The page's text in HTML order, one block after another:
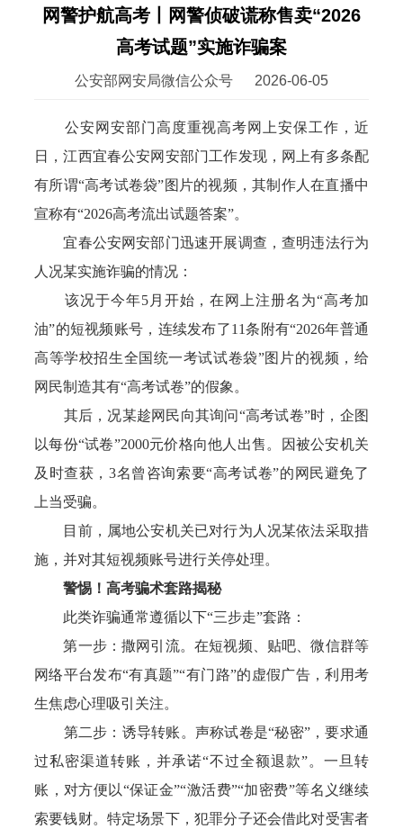
网警护航高考丨网警侦破谎称售卖“2026
高考试题”实施诈骗案
公安部网安局微信公众号 2026-06-05
公安网安部门高度重视高考网上安保工作，近
日，江西宜春公安网安部门工作发现，网上有多条配
有所谓“高考试卷袋”图片的视频，其制作人在直播中
宣称有“2026高考流出试题答案”。
宜春公安网安部门迅速开展调查，查明违法行为
人况某实施诈骗的情况：
该况于今年5月开始，在网上注册名为“高考加
油”的短视频账号，连续发布了11条附有“2026年普通
高等学校招生全国统一考试试卷袋”图片的视频，给
网民制造其有“高考试卷”的假象。
其后，况某趁网民向其询问“高考试卷”时，企图
以每份“试卷”2000元价格向他人出售。因被公安机关
及时查获，3名曾咨询索要“高考试卷”的网民避免了
上当受骗。
目前，属地公安机关已对行为人况某依法采取措
施，并对其短视频账号进行关停处理。
警惕！高考骗术套路揭秘
此类诈骗通常遵循以下“三步走”套路：
第一步：撒网引流。在短视频、贴吧、微信群等
网络平台发布“有真题”“有门路”的虚假广告，利用考
生焦虑心理吸引关注。
第二步：诱导转账。声称试卷是“秘密”，要求通
过私密渠道转账，并承诺“不过全额退款”。一旦转
账，对方便以“保证金”“激活费”“加密费”等名义继续
索要钱财。特定场景下，犯罪分子还会借此对受害者